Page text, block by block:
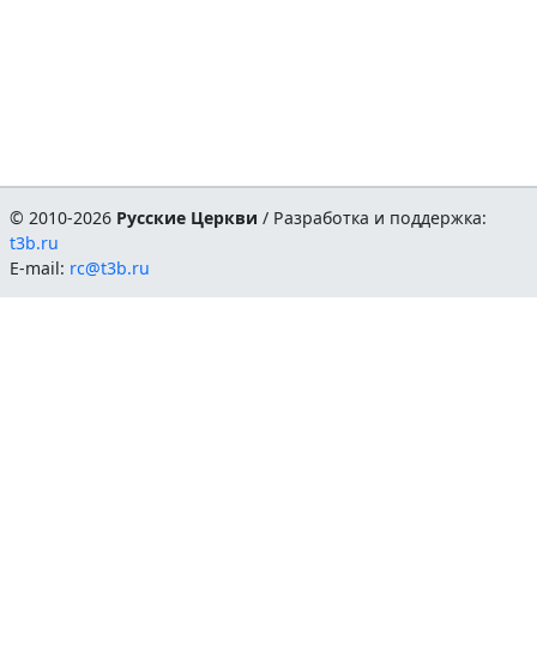
© 2010-2026 Русские Церкви / Разработка и поддержка:
t3b.ru
E-mail: rc@t3b.ru